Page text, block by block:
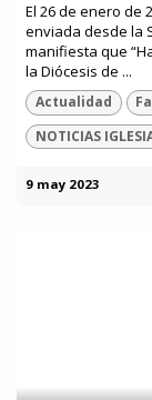
El 26 de enero de
enviada desde la
manifiesta que
la Diócesis de ...
Actualidad
NOTICIAS
9 may 2023